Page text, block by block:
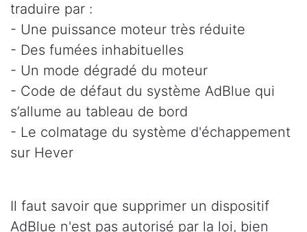
traduire par :
- Une puissance moteur très réduite
- Des fumées inhabituelles
- Un mode dégradé du moteur
- Code de défaut du système AdBlue qui
s’allume au tableau de bord
- Le colmatage du système d'échappement
sur Hever
Il faut savoir que supprimer un dispositif
AdBlue n'est pas autorisé par la loi, bien